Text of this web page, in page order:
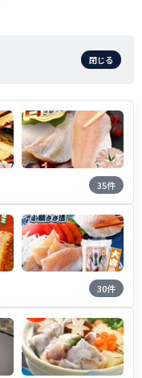
閉じる
35件
30件